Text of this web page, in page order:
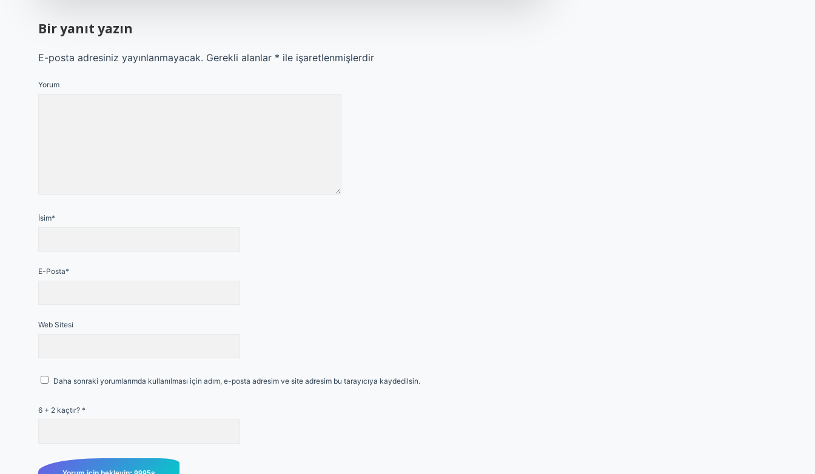
Bir yanıt yazın
E-posta adresiniz yayınlanmayacak. Gerekli alanlar * ile işaretlenmişlerdir
Yorum
İsim*
E-Posta*
Web Sitesi
Daha sonraki yorumlarımda kullanılması için adım, e-posta adresim ve site adresim bu tarayıcıya kaydedilsin.
6 + 2 kaçtır? *